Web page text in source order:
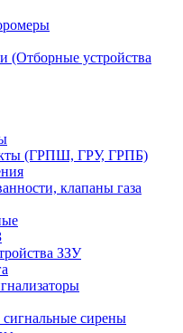
(Отборные устройства
(ГРПШ, ГРУ, ГРПБ)
клапаны газа
ЗЗУ
сирены